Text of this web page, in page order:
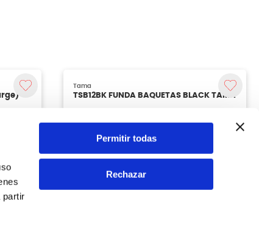
partir
Permitir todas
Rechazar